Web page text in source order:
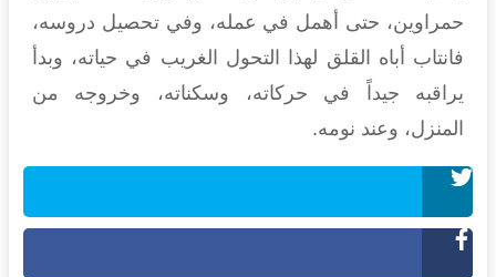
حمراوين، حتى أهمل في عمله، وفي تحصيل دروسه،
فانتاب أباه القلق لهذا التحول الغريب في حياته، وبدأ
يراقبه جيداً في حركاته، وسكناته، وخروجه من
المنزل، وعند نومه.